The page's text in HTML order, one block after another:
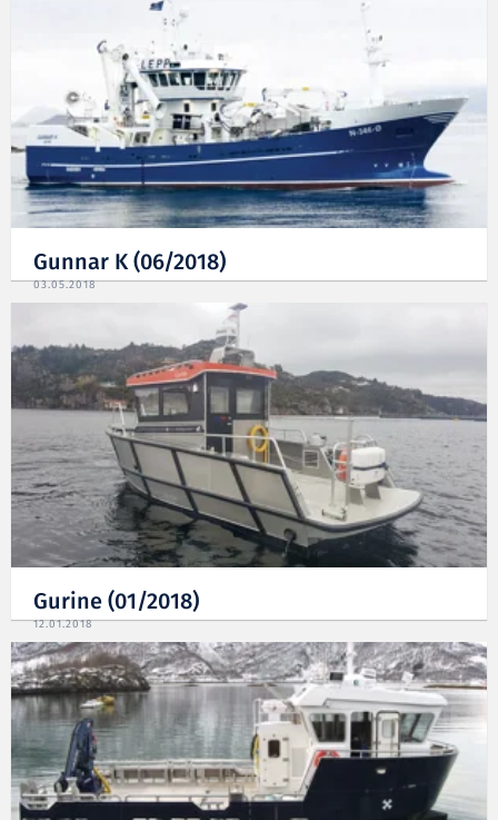
Gunnar K (06/2018)
03.05.2018
Gurine (01/2018)
12.01.2018